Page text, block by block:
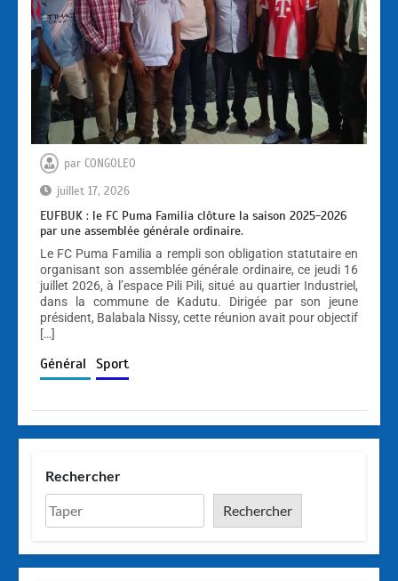
par CONGOLEO
juillet 17, 2026
EUFBUK : le FC Puma Familia clôture la saison 2025-2026
par une assemblée générale ordinaire.
Le FC Puma Familia a rempli son obligation statutaire en
organisant son assemblée générale ordinaire, ce jeudi 16
juillet 2026, à l’espace Pili Pili, situé au quartier Industriel,
dans la commune de Kadutu. Dirigée par son jeune
président, Balabala Nissy, cette réunion avait pour objectif
[…]
Général Sport
Rechercher
Rechercher